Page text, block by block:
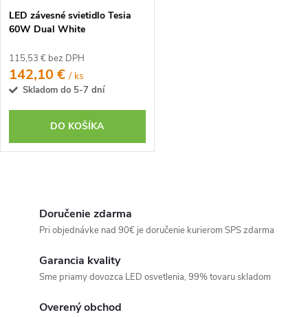
LED závesné svietidlo Tesia
60W Dual White
115,53 € bez DPH
142,10 €/ ks
Skladom do 5-7 dní
DO KOŠÍKA
Doručenie zdarma
Pri objednávke nad 90€ je doručenie kurierom SPS zdarma
Garancia kvality
Sme priamy dovozca LED osvetlenia, 99% tovaru skladom
Overený obchod